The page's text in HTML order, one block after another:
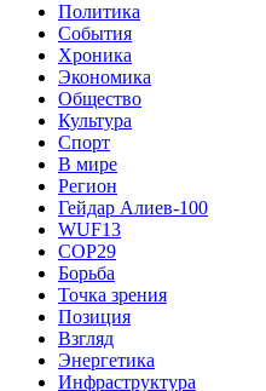
Политика
События
Хроника
Экономика
Общество
Культура
Спорт
В мире
Регион
Гейдар Алиев-100
WUF13
COP29
Борьба
Точка зрения
Позиция
Взгляд
Энергетика
Инфраструктура